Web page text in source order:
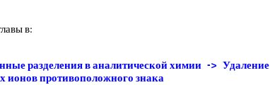
в:
разделения в аналитической химии -> Удаление
противоположного знака